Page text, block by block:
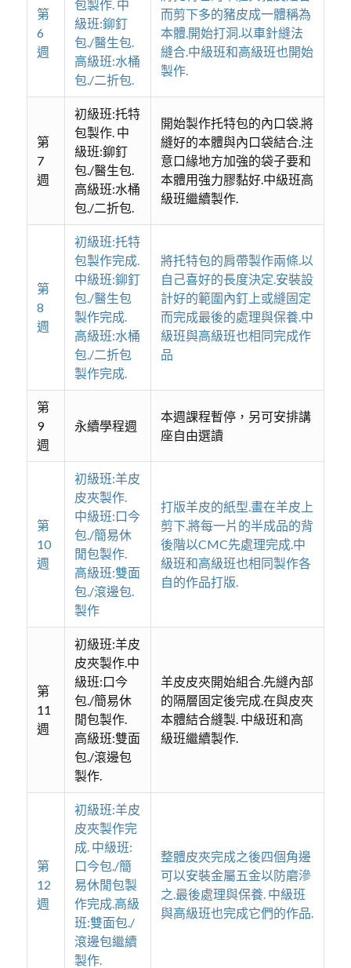
第
6
週
包製作. 中
級班:鉚釘
包./醫生包.
高級班:水桶
包./二折包.
而剪下多的豬皮成一體稱為
本體.開始打洞.以車針縫法
縫合.中級班和高級班也開始
製作.
第
7
週
初級班:托特
包製作. 中
級班:鉚釘
包./醫生包.
高級班:水桶
包./二折包.
開始製作托特包的內口袋.將
縫好的本體與內口袋結合.注
意口緣地方加強的袋子要和
本體用強力膠黏好.中級班高
級班繼續製作.
第
8
週
初級班:托特
包製作完成.
中級班:鉚釘
包./醫生包
製作完成.
高級班:水桶
包./二折包
製作完成.
將托特包的肩帶製作兩條.以
自己喜好的長度決定.安裝設
計好的範圍內釘上或縫固定
而完成最後的處理與保養.中
級班與高級班也相同完成作
品
第
9
週
永續學程週
本週課程暫停，另可安排講
座自由選讀
第
10
週
初級班:羊皮
皮夾製作.
中級班:口今
包./簡易休
閒包製作.
高級班:雙面
包./滾邊包.
製作
打版羊皮的紙型.畫在羊皮上
剪下.將每一片的半成品的背
後階以CMC先處理完成.中
級班和高級班也相同製作各
自的作品打版.
第
11
週
初級班:羊皮
皮夾製作.中
級班:口今
包./簡易休
閒包製作.
高級班:雙面
包./滾邊包
製作.
羊皮皮夾開始組合.先縫內部
的隔層固定後完成.在與皮夾
本體結合縫製. 中級班和高
級班繼續製作.
第
12
週
初級班:羊皮
皮夾製作完
成. 中級班:
口今包./簡
易休閒包製
作完成.高級
班:雙面包./
滾邊包繼續
製作.
整體皮夾完成之後四個角邊
可以安裝金屬五金以防磨滲
之.最後處理與保養. 中級班
與高級班也完成它們的作品.